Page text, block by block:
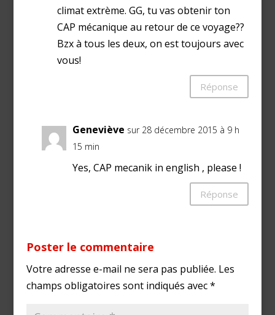
climat extrème. GG, tu vas obtenir ton
CAP mécanique au retour de ce voyage??
Bzx à tous les deux, on est toujours avec
vous!
Réponse
Geneviève sur 28 décembre 2015 à 9 h
15 min
Yes, CAP mecanik in english , please !
Réponse
Poster le commentaire
Votre adresse e-mail ne sera pas publiée. Les
champs obligatoires sont indiqués avec*